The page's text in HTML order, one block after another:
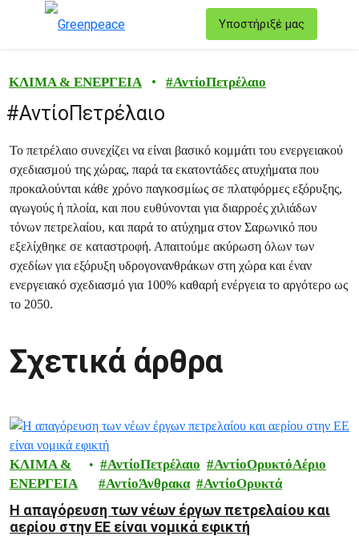
Υποστήριξέ μας
ΚΛΙΜΑ & ΕΝΕΡΓΕΙΑ • #ΑντίοΠετρέλαιο
#ΑντίοΠετρέλαιο
Το πετρέλαιο συνεχίζει να είναι βασικό κομμάτι του ενεργειακού
σχεδιασμού της χώρας, παρά τα εκατοντάδες ατυχήματα που
προκαλούνται κάθε χρόνο παγκοσμίως σε πλατφόρμες εξόρυξης,
αγωγούς ή πλοία, και που ευθύνονται για διαρροές χιλιάδων
τόνων πετρελαίου, και παρά το ατύχημα στον Σαρωνικό που
εξελίχθηκε σε καταστροφή. Απαιτούμε ακύρωση όλων των
σχεδίων για εξόρυξη υδρογονανθράκων στη χώρα και έναν
ενεργειακό σχεδιασμό για 100% καθαρή ενέργεια το αργότερο ως
το 2050.
Σχετικά άρθρα
ΚΛΙΜΑ &
ΕΝΕΡΓΕΙΑ
ΑντίοΠετρέλαιο
ΑντίοΟρυκτόΑέριο
ΑντίοΆνθρακα
ΑντίοΟρυκτά
Η απαγόρευση των νέων έργων πετρελαίου και
αερίου στην ΕΕ είναι νομικά εφικτή